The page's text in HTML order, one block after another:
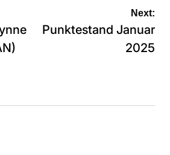
Next:
Punktestand Januar
2025